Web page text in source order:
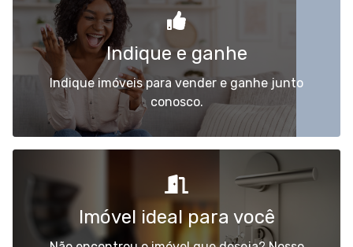
Indique e ganhe
Indique imóveis para vender e ganhe junto
conosco.
Imóvel ideal para você